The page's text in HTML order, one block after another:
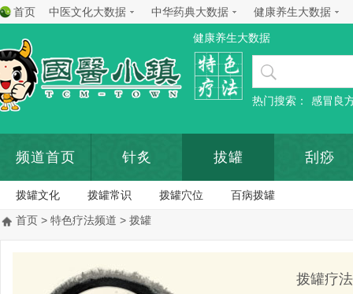
首页 中医文化大数据 中华药典大数据 健康养生大数据
健康养生大数据
热门搜索： 感冒良
频道首页 针炙 拔罐 刮痧
拨罐文化 拨罐常识 拨罐穴位
百病拨罐
首页 > 特色疗法频道 > 拨罐
拨罐疗法